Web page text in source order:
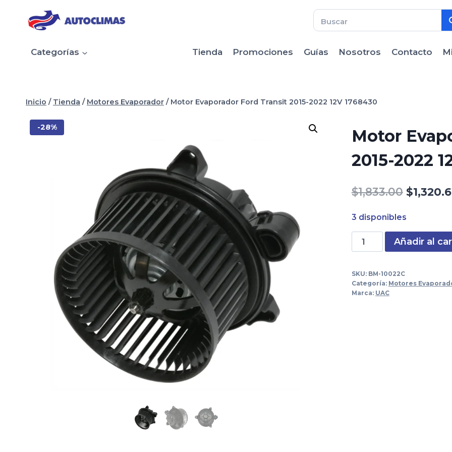
contenido
Categorías Tienda Promociones Guías Nosotros Contacto
Inicio / Tienda / Motores Evaporador / Motor Evaporador Ford Transit 2015-2022 12V 1768430
-28%
Motor
2015-2022
$1,833.00 El
era:
$
3 disponibles
Motor
Evaporador
Transit
2015-
Añadir al
SKU: BM-10022C
Categoría: Motores
Marca: UAC